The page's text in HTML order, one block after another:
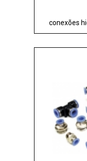
conexões